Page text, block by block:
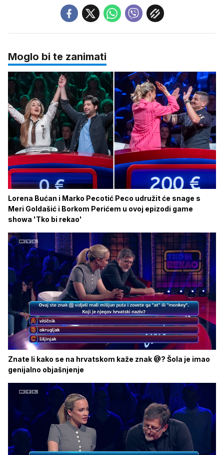
Moglo bi te zanimati
Lorena Bućan i Marko Pecotić Peco udružit će snage s
Meri Goldašić i Borkom Perićem u ovoj epizodi game
showa 'Tko bi rekao'
Znate li kako se na hrvatskom kaže znak @? Šola je imao
genijalno objašnjenje